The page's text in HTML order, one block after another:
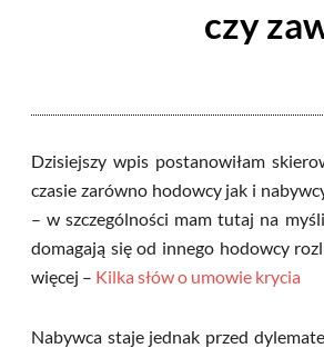
czy
Dzisiejszy wpis postanowiłam
czasie zarówno hodowcy jak i
– w szczególności mam tutaj na
domagają się od innego hodowcy
więcej – Kilka słów o umowie krycia
Nabywca staje jednak przed